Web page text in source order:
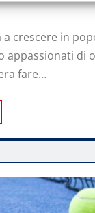
crescere in
appassionati di
fare…